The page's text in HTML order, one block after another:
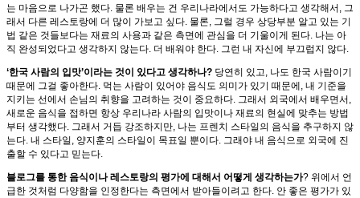
는 마음으로 나가곤 했다. 물론 배우는 건 우리나라에서도 가능하다고 생각해서, 그
래서 다른 레스토랑에 더 많이 가보고 싶다. 물론, 그럴 경우 상당부분 알고 있는 기
법 같은 것들보다는 재료의 사용과 같은 측면에 관심을 더 기울이게 된다. 나는 아
직 완성되었다고 생각하지 않는다. 더 배워야 한다. 그런 내 자신에 부끄럽지 않다.
‘한국 사람의 입맛’이라는 것이 있다고 생각하나? 당연히 있고, 나도 한국 사람이기
때문에 그걸 좋아한다. 먹는 사람이 있어야 음식도 의미가 있기 때문에, 내 기준을
지키는 선에서 손님의 취향을 고려하는 것이 중요하다. 그래서 외국에서 배우면서,
새로운 음식을 접하면 항상 우리나라 사람의 입맛이나 재료의 현실에 맞추는 방법
부터 생각했다. 그래서 거듭 강조하지만, 나는 프렌치 스타일의 음식을 추구하지 않
는다. 내 스타일, 양지훈의 스타일이 목표일 뿐이다. 그래야 내 음식으로 외국에 진
출할 수 있다고 믿는다.
블로그를 통한 음식이나 레스토랑의 평가에 대해서 어떻게 생각하는가? 위에서 언
급한 것처럼 다양함을 인정한다는 측면에서 받아들이려고 한다. 안 좋은 평가가 있